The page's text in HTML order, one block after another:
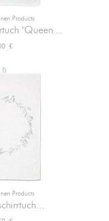
Products
"Queen...
€
Products